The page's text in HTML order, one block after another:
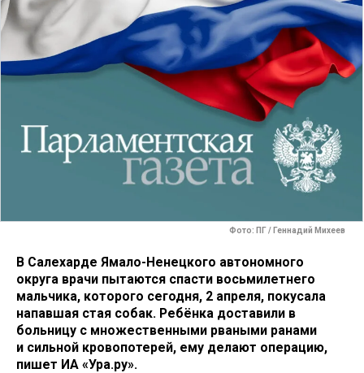
Фото: ПГ / Геннадий Михеев
В Салехарде Ямало-Ненецкого автономного
округа врачи пытаются спасти восьмилетнего
мальчика, которого сегодня, 2 апреля, покусала
напавшая стая собак. Ребёнка доставили в
больницу с множественными рваными ранами
и сильной кровопотерей, ему делают операцию,
пишет ИА «Ура.ру».